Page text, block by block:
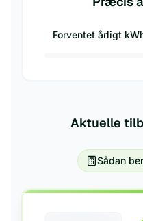
Forventet årligt
Aktuelle
Sådan